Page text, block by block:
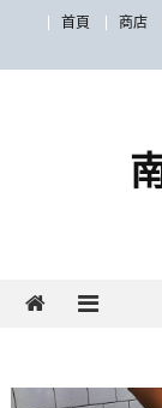
首頁 商店